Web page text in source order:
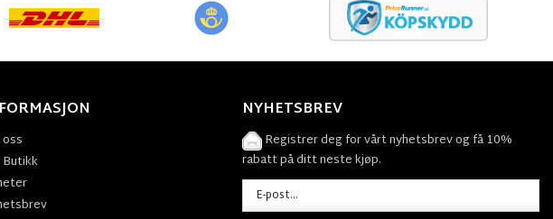
Butikk
NYHETSBREV
Registrer deg for vårt nyhetsbrev og få 10%
rabatt på ditt neste kjøp.